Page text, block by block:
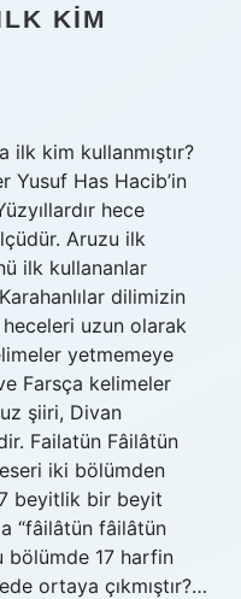
KIM
ilk kim kullanmıştır?
Yusuf Has Hacib’in
hece
Aruzu ilk
ilk kullananlar
dilimizin
heceleri uzun olarak
yetmemeye
Farsça kelimeler
şiiri, Divan
Failatün Fâilâtün
iki bölümden
beyitlik bir beyit
“fâilâtün fâilâtün
bölümde 17 harfin
ortaya çıkmıştır?…